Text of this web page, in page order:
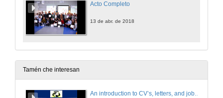
Acto Completo
13 de abr. de 2018
Tamén che interesan
An introduction to CV’s, letters, and job searching